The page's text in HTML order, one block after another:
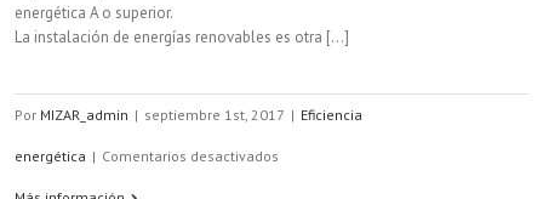
energética A o superior.
La instalación de energías renovables es otra [...]
Por MIZAR_admin | septiembre 1st, 2017 | Eficiencia
energética | Comentarios desactivados